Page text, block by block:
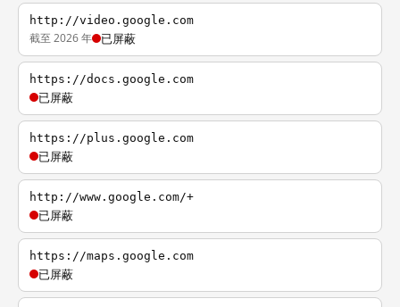
http://video.google.com
截至 2026 年 已屏蔽
https://docs.google.com
已屏蔽
https://plus.google.com
已屏蔽
http://www.google.com/+
已屏蔽
https://maps.google.com
已屏蔽